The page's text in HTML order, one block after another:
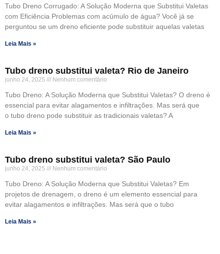
Tubo Dreno Corrugado: A Solução Moderna que Substitui Valetas
com Eficiência Problemas com acúmulo de água? Você já se
perguntou se um dreno eficiente pode substituir aquelas valetas
Leia Mais »
Tubo dreno substitui valeta? Rio de Janeiro
junho 24, 2025 Nenhum comentário
Tubo Dreno: A Solução Moderna que Substitui Valetas? O dreno é
essencial para evitar alagamentos e infiltrações. Mas será que
o tubo dreno pode substituir as tradicionais valetas? A
Leia Mais »
Tubo dreno substitui valeta? São Paulo
junho 24, 2025 Nenhum comentário
Tubo Dreno: A Solução Moderna que Substitui Valetas? Em
projetos de drenagem, o dreno é um elemento essencial para
evitar alagamentos e infiltrações. Mas será que o tubo
Leia Mais »